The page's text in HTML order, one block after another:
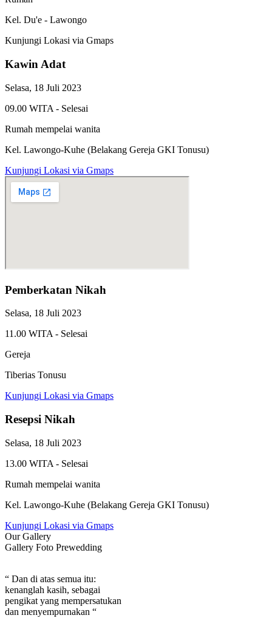
Kel. Du'e - Lawongo
Kunjungi Lokasi via Gmaps
Kawin Adat
Selasa, 18 Juli 2023
09.00 WITA - Selesai
Rumah mempelai wanita
Kel. Lawongo-Kuhe (Belakang Gereja GKI Tonusu)
Kunjungi Lokasi via Gmaps
Pemberkatan Nikah
Selasa, 18 Juli 2023
11.00 WITA - Selesai
Gereja
Tiberias Tonusu
Kunjungi Lokasi via Gmaps
Resepsi Nikah
Selasa, 18 Juli 2023
13.00 WITA - Selesai
Rumah mempelai wanita
Kel. Lawongo-Kuhe (Belakang Gereja GKI Tonusu)
Kunjungi Lokasi via Gmaps
Our Gallery
Gallery Foto Prewedding
“ Dan di atas semua itu:
kenanglah kasih, sebagai
pengikat yang mempersatukan
dan menyempurnakan “